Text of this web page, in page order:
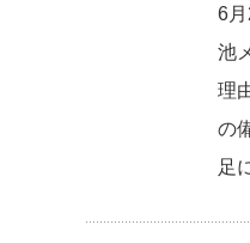
6
池
理
の
足